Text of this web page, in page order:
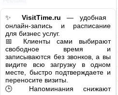
✨ VisitTime.ru — удобная
онлайн-запись и расписание
для бизнес услуг.
📅 Клиенты сами выбирают
свободное время и
записываются без звонков, а вы
видите всю загрузку в одном
месте, быстро подтверждаете и
переносите визиты.
🕒 Напоминания снижают